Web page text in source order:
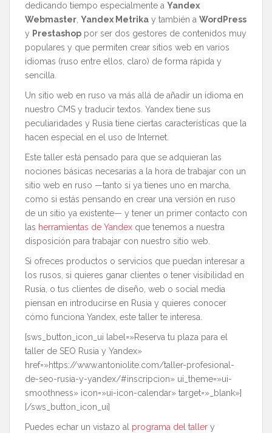
dedicando tiempo especialmente a Yandex
Webmaster, Yandex Metrika y también a WordPress
y Prestashop por ser dos gestores de contenidos muy
populares y que permiten crear sitios web en varios
idiomas (ruso entre ellos, claro) de forma rápida y
sencilla.
Un sitio web en ruso va más allá de añadir un idioma en
nuestro CMS y traducir textos. Yandex tiene sus
peculiaridades y Rusia tiene ciertas características que la
hacen especial en el uso de Internet.
Este taller está pensado para que se adquieran las
nociones básicas necesarias a la hora de trabajar con un
sitio web en ruso —tanto si ya tienes uno en marcha,
como si estás pensando en crear una versión en ruso
de un sitio ya existente— y tener un primer contacto con
las herramientas de Yandex que tenemos a nuestra
disposición para trabajar con nuestro sitio web.
Si ofreces productos o servicios que puedan interesar a
los rusos, si quieres ganar clientes o tener visibilidad en
Rusia, o tus clientes de diseño, web o social media
piensan en introducirse en Rusia y quieres conocer
cómo funciona Yandex, este taller te interesa.
[sws_button_icon_ui label=»Reserva tu plaza para el
taller de SEO Rusia y Yandex»
href=»https://www.antoniolite.com/taller-profesional-
de-seo-rusia-y-yandex/#inscripcion» ui_theme=»ui-
smoothness» icon=»ui-icon-calendar» target=»_blank»]
[/sws_button_icon_ui]
Puedes echar un vistazo al programa del taller y